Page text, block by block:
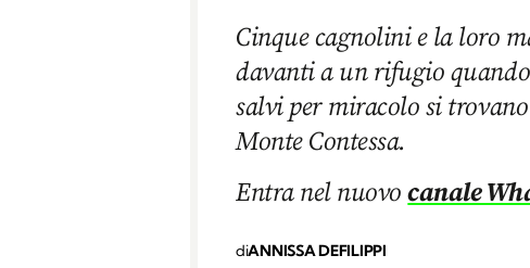
Cinque cagnolini e la loro
davanti a un rifugio
salvi per miracolo si
Monte Contessa.
Entra nel nuovocanale
diANNISSA DEFILIPPI